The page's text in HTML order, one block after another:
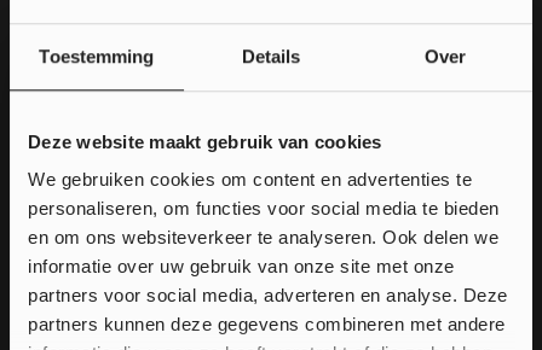
Toestemming Details Over
Deze website maakt gebruik van cookies
We gebruiken cookies om content en advertenties te
personaliseren, om functies voor social media te bieden
en om ons websiteverkeer te analyseren. Ook delen we
informatie over uw gebruik van onze site met onze
partners voor social media, adverteren en analyse. Deze
partners kunnen deze gegevens combineren met andere
Wil je 10% korting
op jouw bestelling?